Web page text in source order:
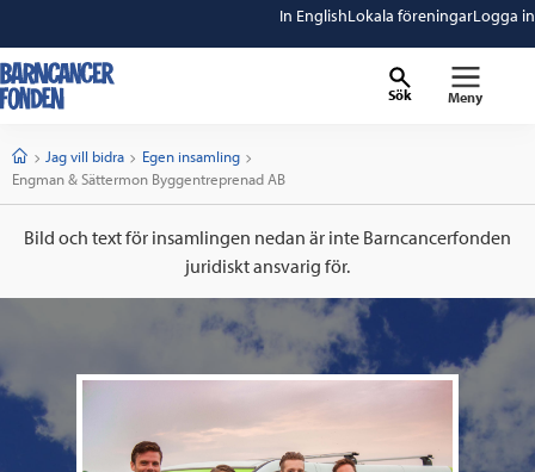
In EnglishLokala föreningarLogga in
Sök Meny
StartJag vill bidra
Egen insamling
Current:
Engman & Sättermon Byggentreprenad AB
Bild och text för insamlingen nedan är inte Barncancerfonden
juridiskt ansvarig för.